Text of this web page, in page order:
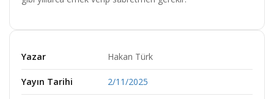
Yazar Hakan Türk
Yayın Tarihi 2/11/2025